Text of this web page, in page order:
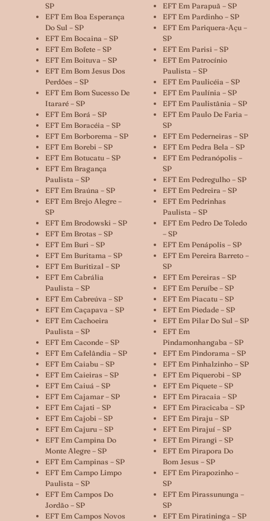
SP
EFT Em Boa Esperança
Do Sul – SP
EFT Em Bocaina – SP
EFT Em Bofete – SP
EFT Em Boituva – SP
EFT Em Bom Jesus Dos
Perdões – SP
EFT Em Bom Sucesso De
Itararé – SP
EFT Em Borá – SP
EFT Em Boracéia – SP
EFT Em Borborema – SP
EFT Em Borebi – SP
EFT Em Botucatu – SP
EFT Em Bragança
Paulista – SP
EFT Em Braúna – SP
EFT Em Brejo Alegre –
SP
EFT Em Brodowski – SP
EFT Em Brotas – SP
EFT Em Buri – SP
EFT Em Buritama – SP
EFT Em Buritizal – SP
EFT Em Cabrália
Paulista – SP
EFT Em Cabreúva – SP
EFT Em Caçapava – SP
EFT Em Cachoeira
Paulista – SP
EFT Em Caconde – SP
EFT Em Cafelândia – SP
EFT Em Caiabu – SP
EFT Em Caieiras – SP
EFT Em Caiuá – SP
EFT Em Cajamar – SP
EFT Em Cajati – SP
EFT Em Cajobi – SP
EFT Em Cajuru – SP
EFT Em Campina Do
Monte Alegre – SP
EFT Em Campinas – SP
EFT Em Campo Limpo
Paulista – SP
EFT Em Campos Do
Jordão – SP
EFT Em Campos Novos
EFT Em Parapuã – SP
EFT Em Pardinho – SP
EFT Em Pariquera-Açu –
SP
EFT Em Parisi – SP
EFT Em Patrocínio
Paulista – SP
EFT Em Paulicéia – SP
EFT Em Paulínia – SP
EFT Em Paulistânia – SP
EFT Em Paulo De Faria –
SP
EFT Em Pederneiras – SP
EFT Em Pedra Bela – SP
EFT Em Pedranópolis –
SP
EFT Em Pedregulho – SP
EFT Em Pedreira – SP
EFT Em Pedrinhas
Paulista – SP
EFT Em Pedro De Toledo
– SP
EFT Em Penápolis – SP
EFT Em Pereira Barreto –
SP
EFT Em Pereiras – SP
EFT Em Peruíbe – SP
EFT Em Piacatu – SP
EFT Em Piedade – SP
EFT Em Pilar Do Sul – SP
EFT Em
Pindamonhangaba – SP
EFT Em Pindorama – SP
EFT Em Pinhalzinho – SP
EFT Em Piquerobi – SP
EFT Em Piquete – SP
EFT Em Piracaia – SP
EFT Em Piracicaba – SP
EFT Em Piraju – SP
EFT Em Pirajuí – SP
EFT Em Pirangi – SP
EFT Em Pirapora Do
Bom Jesus – SP
EFT Em Pirapozinho –
SP
EFT Em Pirassununga –
SP
EFT Em Piratininga – SP